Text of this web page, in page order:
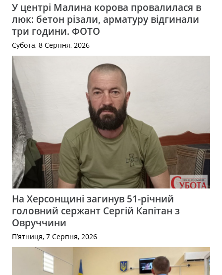
У центрі Малина корова провалилася в
люк: бетон різали, арматуру відгинали
три години. ФОТО
Субота, 8 Серпня, 2026
На Херсонщині загинув 51-річний
головний сержант Сергій Капітан з
Овруччини
П’ятниця, 7 Серпня, 2026